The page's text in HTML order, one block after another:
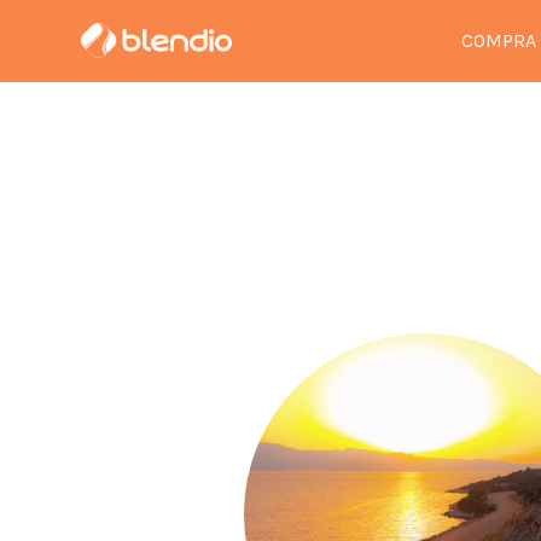
COMPRA